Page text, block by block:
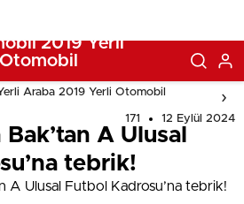
Araba 2019 Yerli Otomobil
171 12 Eylül 2024
A Ulusal
tebrik!